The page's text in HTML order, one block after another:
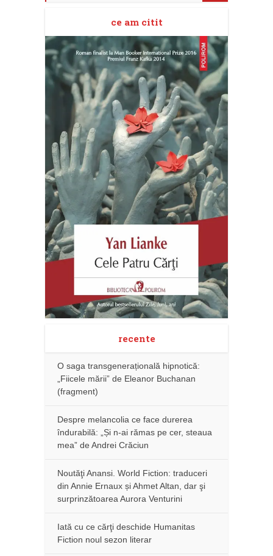
ce am citit
recente
O saga transgenerațională hipnotică:
„Fiicele mării” de Eleanor Buchanan
(fragment)
Despre melancolia ce face durerea
îndurabilă: „Și n-ai rămas pe cer, steaua
mea” de Andrei Crăciun
Noutăţi Anansi. World Fiction: traduceri
din Annie Ernaux și Ahmet Altan, dar şi
surprinzătoarea Aurora Venturini
Iată cu ce cărţi deschide Humanitas
Fiction noul sezon literar